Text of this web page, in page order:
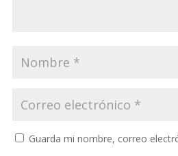
Guarda mi nombre, correo